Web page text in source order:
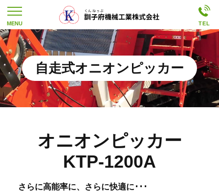
自走式オニオンピッカー
オニオンピッカー
KTP-1200A
さらに高能率に、さらに快適に･･･